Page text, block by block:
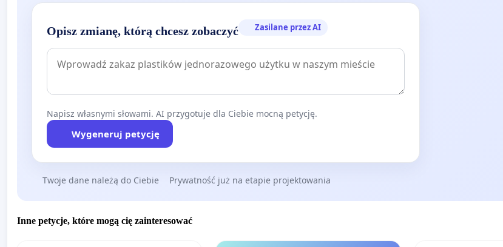
Opisz zmianę, którą chcesz zobaczyć Zasilane przez AI
Napisz własnymi słowami. AI przygotuje dla Ciebie mocną petycję.
Wygeneruj petycję
Twoje dane należą do Ciebie Prywatność już na etapie projektowania
Inne petycje, które mogą cię zainteresować